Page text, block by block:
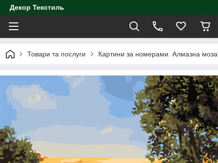
Декор Текстиль
Товари та послуги Картини за номерами. Алмазна